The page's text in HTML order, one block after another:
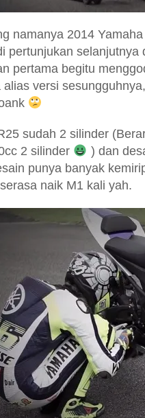
namanya 2014
pertunjukan selanjutnya
pertama begitu
alias versi
sudah 2 silinder
2 silinder
) dan
punya banyak
naik M1 kali yah.